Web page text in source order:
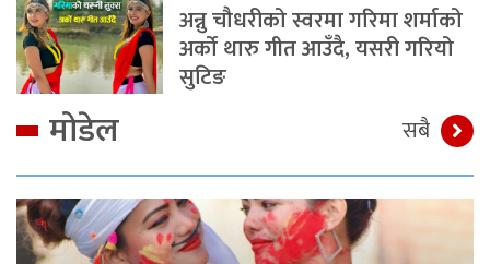
अन्नु चौधरीको स्वरमा गरिमा शर्माको
अर्को थारु गीत आउँदै, यसरी गरियो
सुटिङ
मोडेल सबै